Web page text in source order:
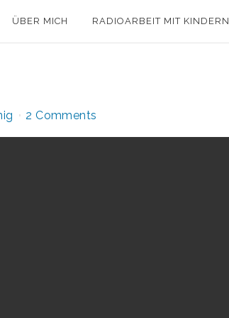
ÜBER MICH RADIOARBEIT MIT KINDERN
2 Comments